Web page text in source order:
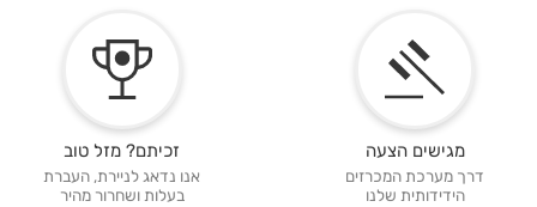
מגישים הצעה
דרך מערכת המכרזים
הידידותית שלנו
זכיתם? מזל טוב
אנו נדאג לניירת, העברת
בעלות ושחרור מהיר